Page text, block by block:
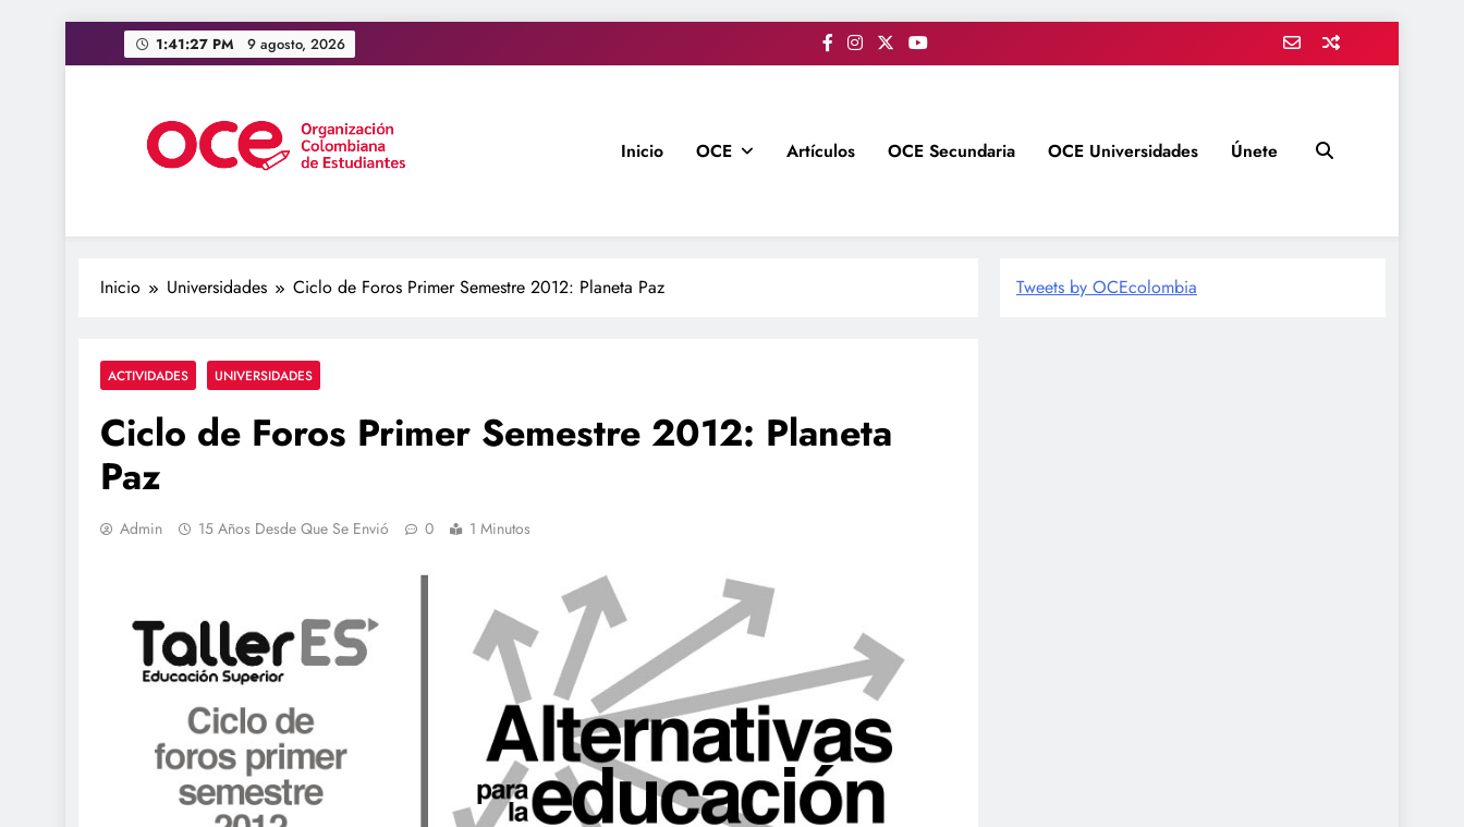
al
1:41:28 PM 9 agosto, 2026
OCE Colombia
Inicio OCE Artículos OCE Secundaria OCE Universidades Únete
Inicio Universidades Ciclo de Foros Primer Semestre 2012: Planeta Paz
ACTIVIDADES UNIVERSIDADES
Ciclo de Foros Primer Semestre 2012: Planeta
Paz
Admin 15 Años Desde Que Se Envió 0 1 Minutos
Tweets by OCEcolombia